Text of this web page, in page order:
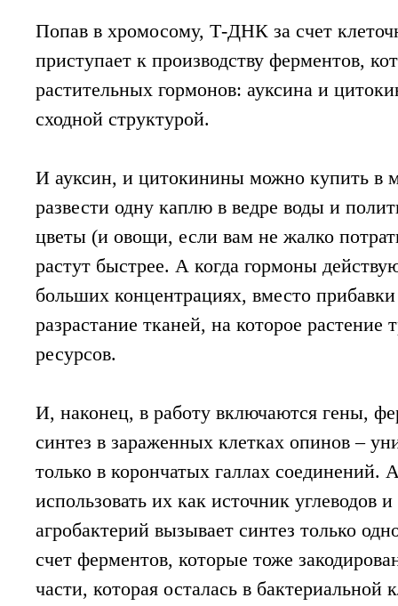
Попав в хромосому, Т-ДНК за счет
приступает к производству ферментов,
растительных гормонов: ауксина и
сходной структурой.
И ауксин, и цитокинины можно купить в
развести одну каплю в ведре воды и
цветы (и овощи, если вам не жалко
растут быстрее. А когда гормоны
больших концентрациях, вместо
разрастание тканей, на которое растение
ресурсов.
И, наконец, в работу включаются гены,
синтез в зараженных клетках опинов –
только в корончатых галлах соединений.
использовать их как источник
агробактерий вызывает синтез только
счет ферментов, которые тоже
части, которая осталась в бактериальной